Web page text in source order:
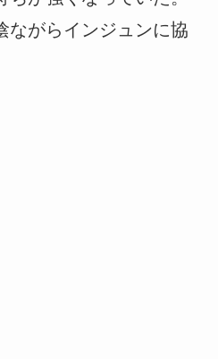
ながらインジュンに協